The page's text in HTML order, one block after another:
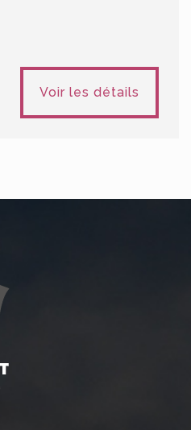
Voir les détails